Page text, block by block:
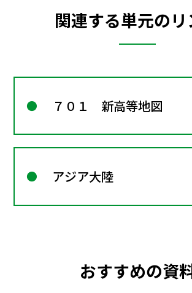
関連する単元のリ
７０１ 新高等地図
アジア大陸
おすすめの資